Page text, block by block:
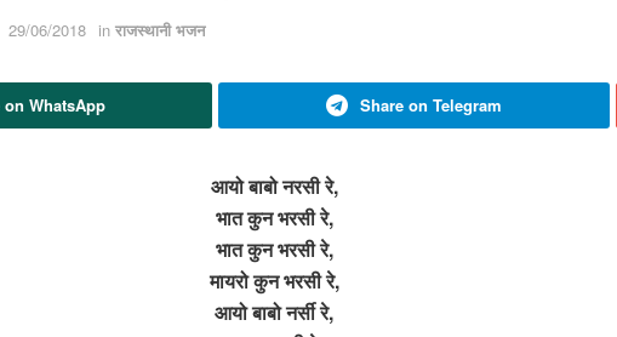
29/06/2018 in राजस्थानी भजन
on WhatsApp Share on Telegram
आयो बाबो नरसी रे,
भात कुन भरसी रे,
भात कुन भरसी रे,
मायरो कुन भरसी रे,
आयो बाबो नर्सी रे,